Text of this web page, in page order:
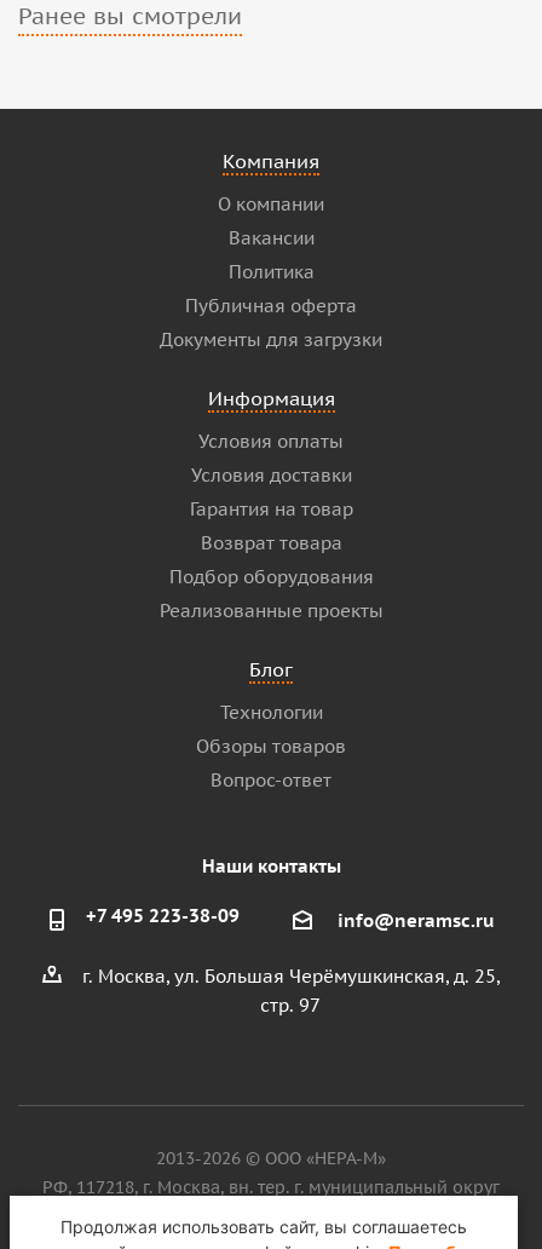
Ранее вы смотрели
Компания
О компании
Вакансии
Политика
Публичная оферта
Документы для загрузки
Информация
Условия оплаты
Условия доставки
Гарантия на товар
Возврат товара
Подбор оборудования
Реализованные проекты
Блог
Технологии
Обзоры товаров
Вопрос-ответ
Наши контакты
+7 495 223-38-09 info@neramsc.ru
г. Москва, ул. Большая Черёмушкинская, д. 25,
стр. 97
2013-2026 © ООО «НЕРА-М»
РФ, 117218, г. Москва, вн. тер. г. муниципальный округ
Котловка, ул. Большая Черёмушкинская, д. 25, стр. 97, ИНН
Продолжая использовать сайт, вы соглашаетесь